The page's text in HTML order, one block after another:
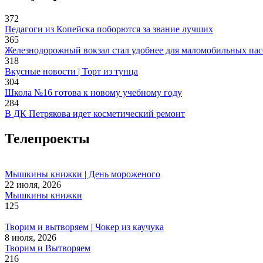
372
Педагоги из Копейска поборются за звание лучших
365
Железнодорожный вокзал стал удобнее для маломобильных
318
Вкусные новости | Торт из тунца
304
Школа №16 готова к новому учебному году
284
В ДК Петрякова идет косметический ремонт
Телепроекты
Мышкины книжки | День мороженого
22 июля, 2026
Мышкины книжки
125
Творим и вытворяем | Чокер из каучука
8 июля, 2026
Творим и Вытворяем
216